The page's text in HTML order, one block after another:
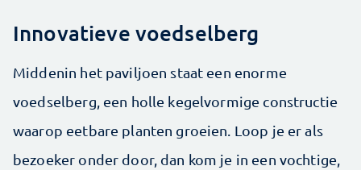
Innovatieve voedselberg
Middenin het paviljoen staat een enorme
voedselberg, een holle kegelvormige constructie
waarop eetbare planten groeien. Loop je er als
bezoeker onder door, dan kom je in een vochtige,